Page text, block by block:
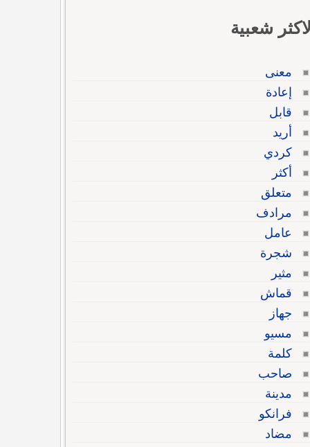
الاكثر شعبية
معنى
إعادة
قابل
أريد
كردي
أكثر
متعلق
مرادف
عامل
شجرة
مثير
قماش
جهاز
مسيو
كلمة
صاحب
مدينة
فرانكو
مضاد